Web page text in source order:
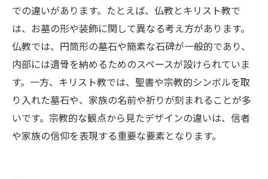
での違いがあります。たとえば、仏教とキリスト教で
は、お墓の形や装飾に関して異なる考え方があります。
仏教では、円筒形の墓石や簡素な石碑が一般的であり、
内部には遺骨を納めるためのスペースが設けられていま
す。一方、キリスト教では、聖書や宗教的シンボルを取
り入れた墓石や、家族の名前や祈りが刻まれることが多
いです。宗教的な観点から見たデザインの違いは、信者
や家族の信仰を表現する重要な要素となります。